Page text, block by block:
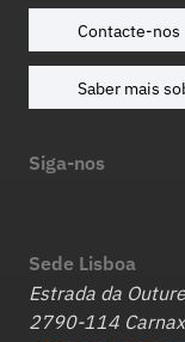
Contacte-nos
Saber mais
Siga-nos
Sede Lisboa
Estrada da
2790-114